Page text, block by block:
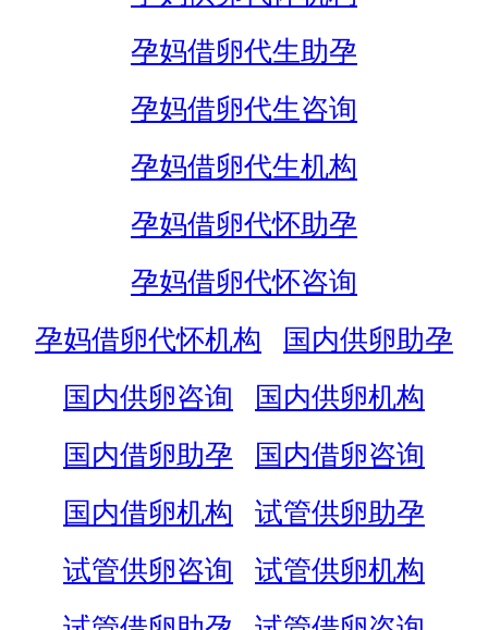
孕妈借卵代生助孕
孕妈借卵代生咨询
孕妈借卵代生机构
孕妈借卵代怀助孕
孕妈借卵代怀咨询
孕妈借卵代怀机构
国内供卵助孕
国内供卵咨询
国内供卵机构
国内借卵助孕
国内借卵咨询
国内借卵机构
试管供卵助孕
试管供卵咨询
试管供卵机构